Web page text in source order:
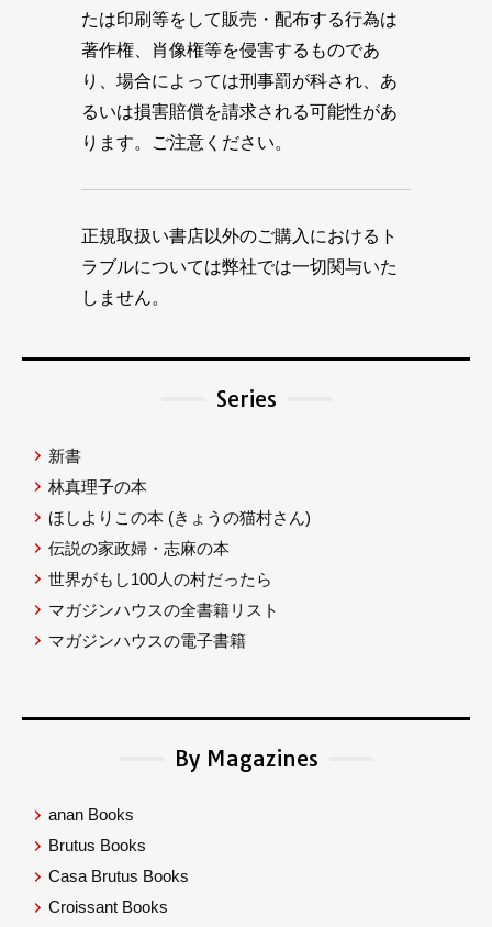
たは印刷等をして販売・配布する行為は
著作権、肖像権等を侵害するものであ
り、場合によっては刑事罰が科され、あ
るいは損害賠償を請求される可能性があ
ります。ご注意ください。
正規取扱い書店以外のご購入におけるト
ラブルについては弊社では一切関与いた
しません。
Series
新書
林真理子の本
ほしよりこの本 (きょうの猫村さん)
伝説の家政婦・志麻の本
世界がもし100人の村だったら
マガジンハウスの全書籍リスト
マガジンハウスの電子書籍
By Magazines
anan Books
Brutus Books
Casa Brutus Books
Croissant Books